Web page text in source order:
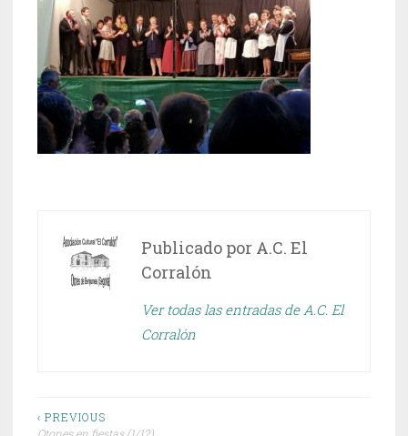
Publicado por A.C. El
Corralón
Ver todas las entradas de A.C. El
Corralón
Navegación
‹ PREVIOUS